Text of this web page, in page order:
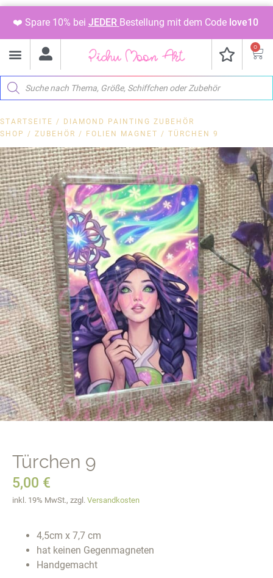
❤️ Spare 10% bei JEDER Bestellung mit dem Code love10
0
STARTSEITE /
DIAMOND PAINTING ZUBEHÖR
SHOP / ZUBEHÖR / FOLIEN MAGNET / TÜRCHEN 9
Türchen 9
5,00 €
inkl. 19% MwSt., zzgl. Versandkosten
4,5cm x 7,7 cm
hat keinen Gegenmagneten
Handgemacht